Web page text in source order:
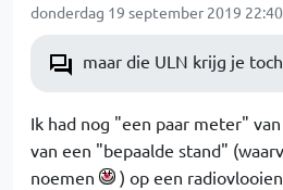
donderdag 19 september 2019
maar die ULN krijg je
Ik had nog "een paar meter"
van een "bepaalde stand"
noemen
) op een